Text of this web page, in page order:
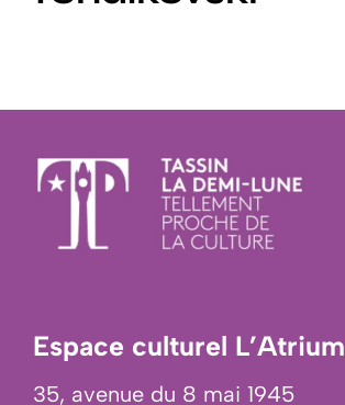
Espace culturel L’Atrium
35, avenue du 8 mai 1945